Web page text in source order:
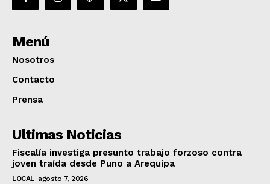
Menú
Nosotros
Contacto
Prensa
Ultimas Noticias
Fiscalía investiga presunto trabajo forzoso contra
joven traída desde Puno a Arequipa
LOCAL agosto 7, 2026